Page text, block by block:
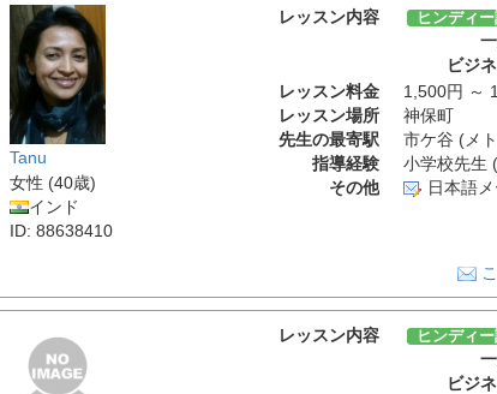
Tanu
女性 (40歳)
インド
ID: 88638410
レッスン内容 ヒンディ
ビジ
レッスン料金
1,500円 ～
レッスン場所
神保町
先生の最寄駅
市ケ谷 (メ
指導経験
小学校先生
その他
日本語
レッスン内容 ヒンディ
ビジ